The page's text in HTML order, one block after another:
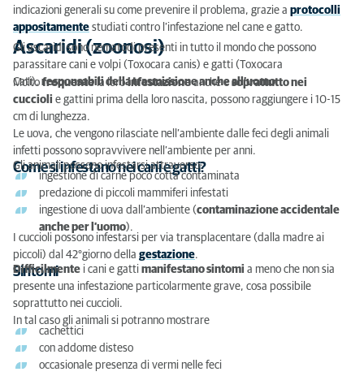
indicazioni generali su come prevenire il problema, grazie a protocolli
appositamente studiati contro l’infestazione nel cane e gatto.
Ascaridi (zoonosi)
Gli ascaridi sono nematodi presenti in tutto il mondo che possono
parassitare cani e volpi (Toxocara canis) e gatti (Toxocara
Cati),responsabili della trasmissione anche all’uomo.
Moltofrequentela loroinfestazioneanche esoprattutto nei
cuccioli e gattini prima della loro nascita, possono raggiungere i 10-15
cm di lunghezza.
Le uova, che vengono rilasciate nell’ambiente dalle feci degli animali
infetti possono sopravvivere nell’ambiente per anni.
Come si infestano nei cani e gatti?
Gli animali possono infestarsi attraverso:
ingestione di carne poco cotta contaminata
predazione di piccoli mammiferi infestati
ingestione di uova dall’ambiente (contaminazione accidentale
anche per l’uomo).
I cuccioli possono infestarsi per via transplacentare (dalla madre ai
piccoli) dal 42°giorno della gestazione.
Sintomi
Difficilmente i cani e gatti manifestano sintomi a meno che non sia
presente una infestazione particolarmente grave, cosa possibile
soprattutto nei cuccioli.
In tal caso gli animali si potranno mostrare
cachettici
con addome disteso
occasionale presenza di vermi nelle feci